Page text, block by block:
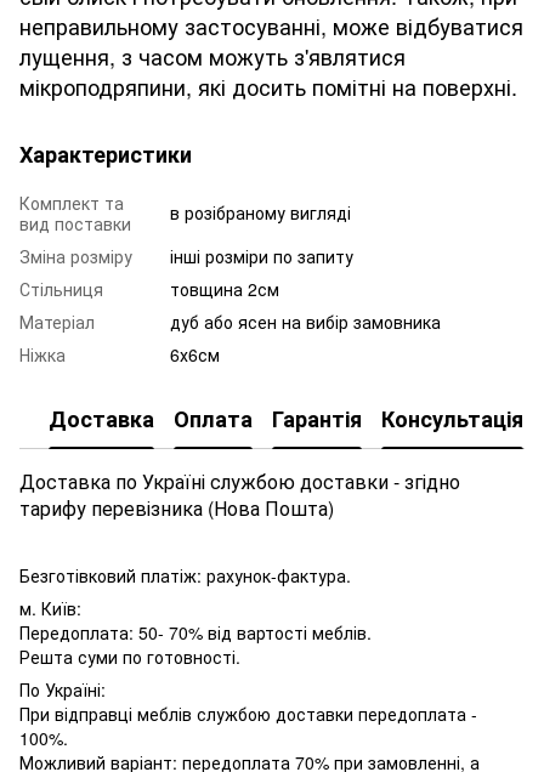
неправильному застосуванні, може відбуватися
лущення, з часом можуть з'являтися
мікроподряпини, які досить помітні на поверхні.
Характеристики
Комплект та
вид поставки
в розібраному вигляді
Зміна розміру
інші розміри по запиту
Стільниця
товщина 2см
Матеріал
дуб або ясен на вибір замовника
Ніжка
6х6см
Доставка Оплата Гарантія Консультація
Доставка по Україні службою доставки - згідно
тарифу перевізника (Нова Пошта)
Безготівковий платіж: рахунок-фактура.
м. Київ:
Передоплата: 50- 70% від вартості меблів.
Решта суми по готовності.
По Україні:
При відправці меблів службою доставки передоплата -
100%.
Можливий варіант: передоплата 70% при замовленні, а